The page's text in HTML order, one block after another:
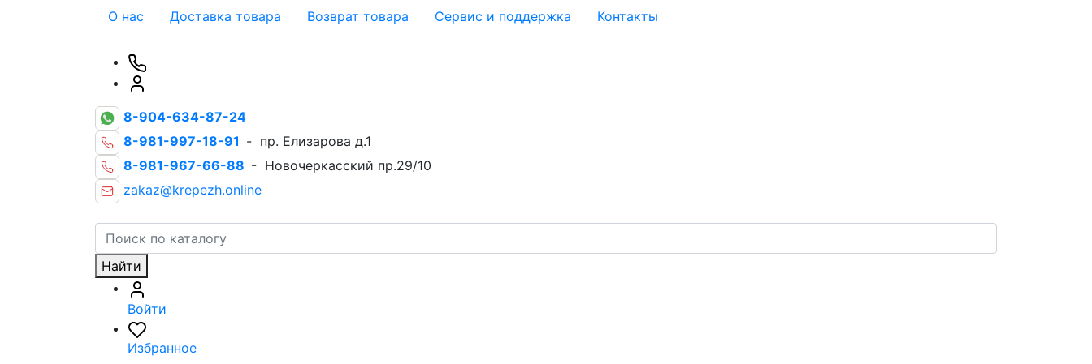
О нас Доставка товара Возврат товара Сервис и поддержка Контакты
8-904-634-87-24
8-981-997-18-91 - пр. Елизарова д.1
8-981-967-66-88 - Новочеркасский пр.29/10
zakaz@krepezh.online
Найти
Войти
Избранное